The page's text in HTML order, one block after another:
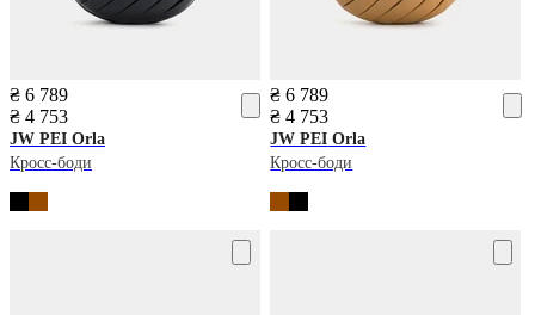
₴ 6 789
₴ 4 753
JW PEI Orla
Кросс-боди
₴ 6 789
₴ 4 753
JW PEI Orla
Кросс-боди